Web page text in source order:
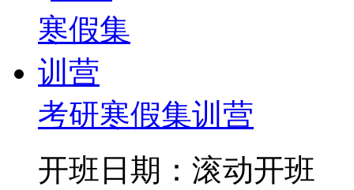
考研寒假集训营
开班日期：滚动开班